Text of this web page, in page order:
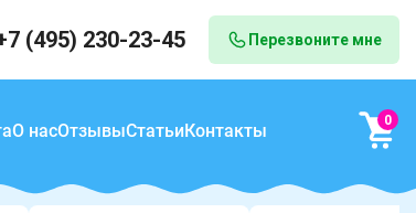
(495) 230-23-45 Перезвоните мне
О насОтзывыСтатьиКонтакты 0